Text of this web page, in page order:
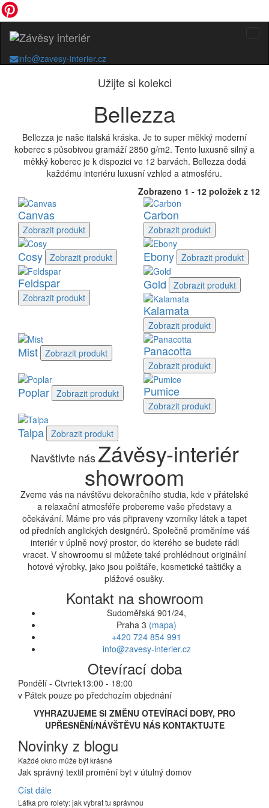
info@zavesy-interier.cz
Užijte si kolekci
Bellezza
Bellezza je naše italská kráska. Je to super měkký moderní
koberec s působivou gramáží 2850 g/m2. Tento luxusně silný a
měkký koberec je k dispozici ve 12 barvách. Bellezza dodá
každému interiéru luxusní vzhled a atmosféru.
Zobrazeno 1 - 12 položek z 12
Canvas
Zobrazit produkt
Carbon
Zobrazit produkt
Cosy Zobrazit produkt Ebony Zobrazit produkt
Feldspar
Zobrazit produkt
Gold Zobrazit produkt
Kalamata
Zobrazit produkt
Mist Zobrazit produkt Panacotta
Zobrazit produkt
Poplar Zobrazit produkt Pumice
Zobrazit produkt
Talpa Zobrazit produkt
Navštivte nás Závěsy-interiér
showroom
Zveme vás na návštěvu dekoračního studia, kde v přátelské
a relaxační atmosféře probereme vaše představy a
očekávání. Máme pro vás připraveny vzorníky látek a tapet
od předních anglických designérů. Společně proměníme váš
interiér v úplně nový prostor, do kterého se budete rádi
vracet. V showroomu si můžete také prohlédnout originální
hotové výrobky, jako jsou polštáře, kosmetické taštičky a
plážové osušky.
Kontakt na showroom
Sudoměřská 901/24,
Praha 3 (mapa)
+420 724 854 991
info@zavesy-interier.cz
Otevírací doba
Pondělí - Čtvrtek13:00 - 18:00
v Pátek pouze po předchozím objednání
VYHRAZUJEME SI ZMĚNU OTEVÍRACÍ DOBY, PRO
UPŘESNĚNÍ/NÁVŠTĚVU NÁS KONTAKTUJTE
Novinky z blogu
Každé okno může být krásné
Jak správný textil promění byt v útulný domov
Číst dále
Látka pro rolety: jak vybrat tu správnou